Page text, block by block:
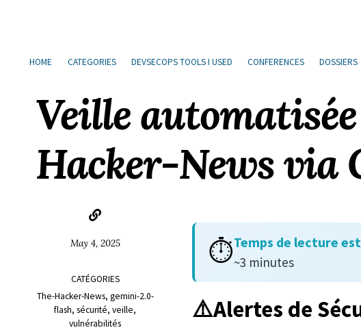
liens
navigation
HOME CATEGORIES DEVSECOPS TOOLS I USED CONFERENCES DOSSIERS
Veille
Hacker-News
May 4, 2025
CATÉGORIES
The-Hacker-News gemini-2.0-
flash sécurité veille
vulnérabilités
⏱️Temps de lecture
~3 minutes
⚠️Alertes de